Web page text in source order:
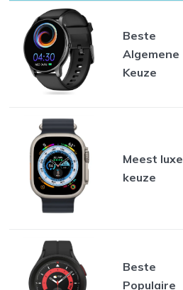
Beste
Algemene
Keuze
Meest luxe
keuze
Beste
Populaire